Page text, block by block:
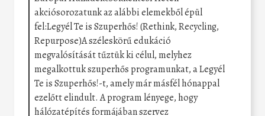
akciósorozatunk az alábbi elemekből épül
fel:Legyél Te is Szuperhős! (Rethink, Recycling,
Repurpose)A széleskörű edukáció
megvalósítását tűztük ki célul, melyhez
megalkottuk szuperhős programunkat, a Legyél
Te is Szuperhős!-t, amely már másfél hónappal
ezelőtt elindult. A program lényege, hogy
hálózatépítés formájában szervez